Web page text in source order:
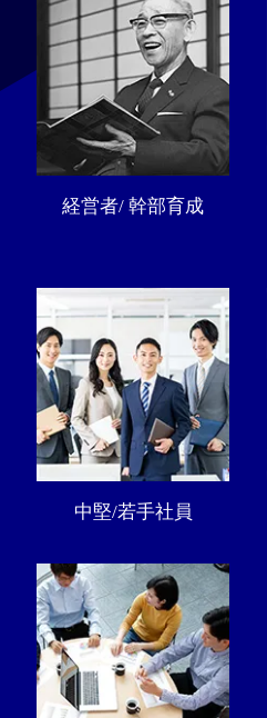
経営者/ 幹部育成
中堅/若手社員